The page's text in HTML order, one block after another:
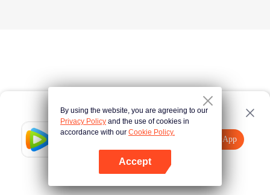
Tencent Video
打开App
点击此处
By using the website, you are agreeing to our
Privacy Policy and the use of cookies in
accordance with our Cookie Policy.
Accept